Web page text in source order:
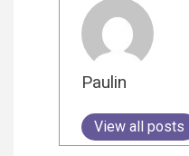
Paulin
View all posts